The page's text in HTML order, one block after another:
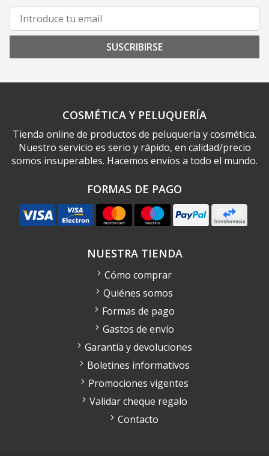
SUSCRIBIRSE
COSMÉTICA Y PELUQUERÍA
Tienda online de productos de peluquería y cosmética.
Nuestro servicio es serio y rápido, en calidad/precio
somos insuperables. Hacemos envíos a todo el mundo.
FORMAS DE PAGO
NUESTRA TIENDA
Cómo comprar
Quiénes somos
Formas de pago
Gastos de envío
Garantía y devoluciones
Boletines informativos
Promociones vigentes
Validar cheque regalo
Contacto